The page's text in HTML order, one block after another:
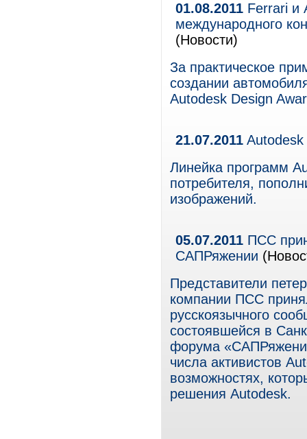
01.08.2011 Ferrari и
международного
(Новости)
За практическое
создании
Autodesk Design
21.07.2011
Линейка программ
потребителя,
изображений.
05.07.2011 ПСС
САПРяжении
Представители
компании ПСС
русскоязычного
состоявшейся в
форума
числа активистов
возможностях,
решения Autodesk.